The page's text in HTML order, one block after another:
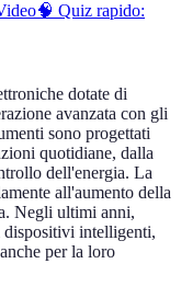
🧠 Quiz rapido:
dotate di
avanzata con gli
sono progettati
quotidiane, dalla
dell'energia. La
all'aumento della
Negli ultimi anni,
dispositivi intelligenti,
per la loro